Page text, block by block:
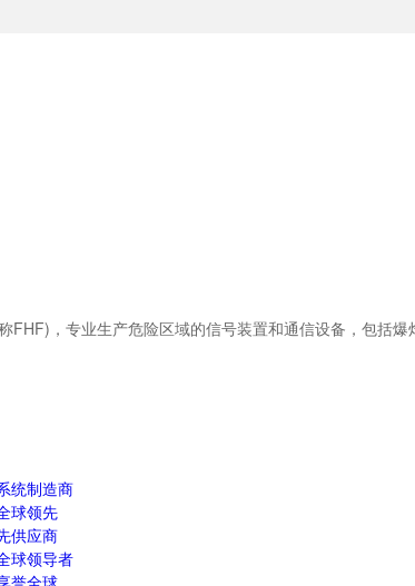
FHF)，专业生产危险区域的信号装置和通信设备，包括
统制造商
球领先
供应商
球领导者
誉全球